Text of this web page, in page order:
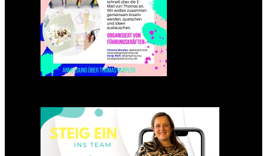
Einsteigen 2025 im Team
Stampin‘ Sunny
23. Januar 2025